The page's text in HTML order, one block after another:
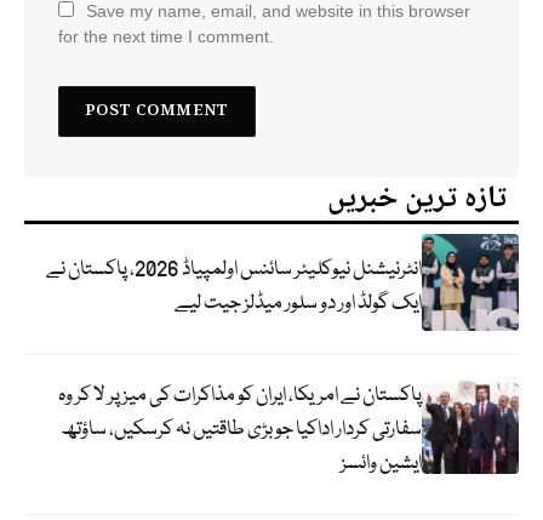
Save my name, email, and website in this browser
for the next time I comment.
تازہ ترین خبریں
انٹرنیشنل نیوکلیئر سائنس اولمپیاڈ 2026، پاکستان نے
ایک گولڈ اور دو سلور میڈلز جیت لیے
پاکستان نے امریکا، ایران کو مذاکرات کی میز پر لا کر وہ
سفارتی کردار اداکیا جو بڑی طاقتیں نہ کرسکیں، ساؤتھ
ایشین وائسز